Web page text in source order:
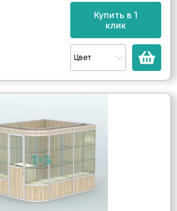
Купить в 1
клик
Цвет